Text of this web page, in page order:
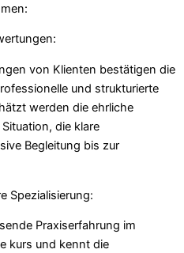
von Klienten bestätigen die
und strukturierte
werden die ehrliche
die klare
Begleitung bis zur
Spezialisierung:
Praxiserfahrung im
kurs und kennt die